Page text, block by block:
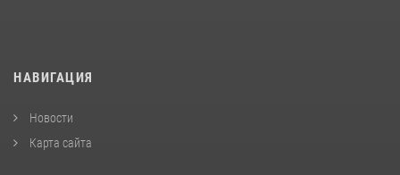
НАВИГАЦИЯ
Новости
Карта сайта